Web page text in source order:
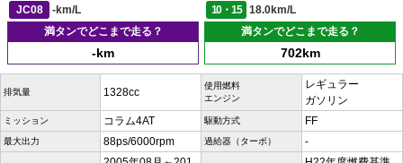
JC08
-km/L 10・15
18.0km/L
満タンでどこまで走る？
-km
満タンでどこまで走る？
702km
排気量 1328cc
使用燃料
エンジン
レギュラー
ガソリン
ミッション コラム4AT 駆動方式 FF
最大出力 88ps/6000rpm 過給器（ターボ） -